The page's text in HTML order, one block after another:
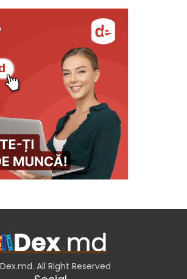
All Right Reserved